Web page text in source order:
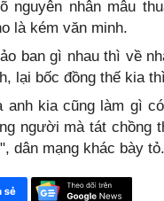
nguyên nhân mâu
là kém văn minh.
ban gì nhau thì về
lại bốc đồng thế kia
anh kia cũng làm gì
người mà tát chồng
dân mạng khác bày tỏ.